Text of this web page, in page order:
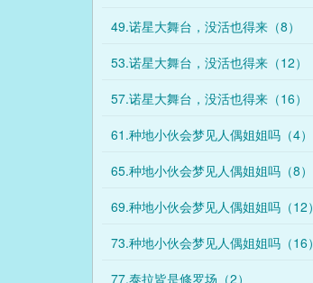
49.诺星大舞台，没活也得来（8）
53.诺星大舞台，没活也得来（12）
57.诺星大舞台，没活也得来（16）
61.种地小伙会梦见人偶姐姐吗（4）
65.种地小伙会梦见人偶姐姐吗（8）
69.种地小伙会梦见人偶姐姐吗（12）
73.种地小伙会梦见人偶姐姐吗（16）
77.泰拉皆是修罗场（2）